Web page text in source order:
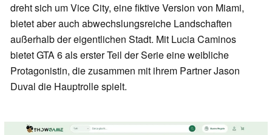
dreht sich um Vice City, eine fiktive Version von Miami,
bietet aber auch abwechslungsreiche Landschaften
außerhalb der eigentlichen Stadt. Mit Lucia Caminos
bietet GTA 6 als erster Teil der Serie eine weibliche
Protagonistin, die zusammen mit ihrem Partner Jason
Duval die Hauptrolle spielt.